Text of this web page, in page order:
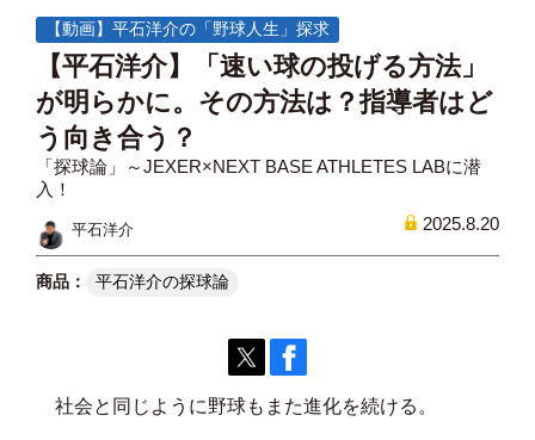
【動画】平石洋介の「野球人生」探求
【平石洋介】「速い球の投げる方法」
が明らかに。その方法は？指導者はど
う向き合う？
「探球論」～JEXER×NEXT BASE ATHLETES LABに潜
入！
平石洋介 2025.8.20
平石洋介の探球論
社会と同じように野球もまた進化を続ける。